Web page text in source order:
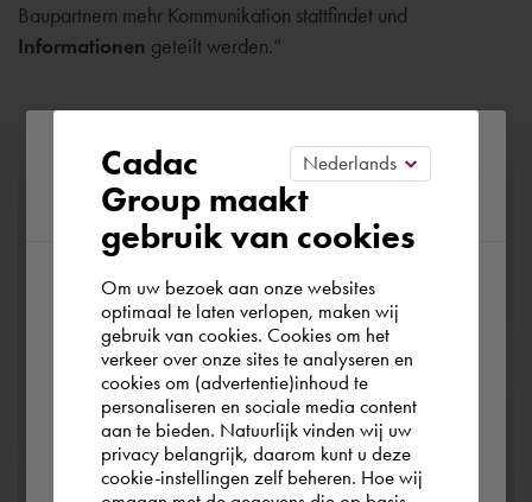
Baupartnern mehr Kommunikation stattfindet und
Informationen geteilt werden.“
Please confirm your current
region
According to us you are situated in Rest of
the world. Please confirm in which country
you wish to shop.
Österreich
Cadac
Group maakt
gebruik van cookies
Om uw bezoek aan onze websites
optimaal te laten verlopen, maken wij
gebruik van cookies. Cookies om het
verkeer over onze sites te analyseren en
cookies om (advertentie)inhoud te
personaliseren en sociale media content
aan te bieden. Natuurlijk vinden wij uw
privacy belangrijk, daarom kunt u deze
cookie-instellingen zelf beheren. Hoe wij